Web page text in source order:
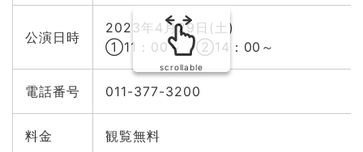
公演日時
2023年4月29日(土)
①11：00～ ②14：00～
電話番号 011-377-3200
料金 観覧無料
scrollable